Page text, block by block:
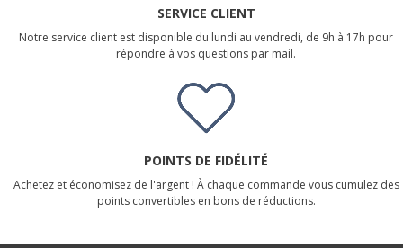
SERVICE CLIENT
Notre service client est disponible du lundi au vendredi, de 9h à 17h pour
répondre à vos questions par mail.
POINTS DE FIDÉLITÉ
Achetez et économisez de l'argent ! À chaque commande vous cumulez des
points convertibles en bons de réductions.